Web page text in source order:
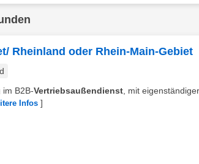
Rheinland oder Rhein-Main-Gebiet
B2B‑Vertriebsaußendienst , mit eigenständiger
Infos ]